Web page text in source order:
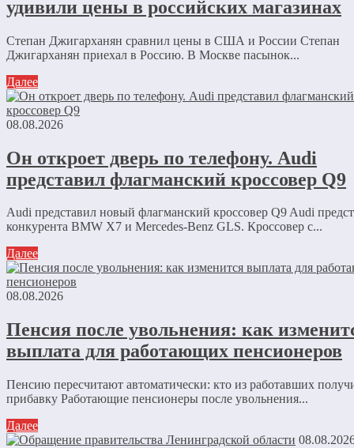
удивили цены в российских магазинах
Степан Джигарханян сравнил цены в США и России Степан
Джигарханян приехал в Россию. В Москве пасынок...
Далее
08.08.2026
Он откроет дверь по телефону. Audi
представил флагманский кроссовер Q9
Audi представил новый флагманский кроссовер Q9 Audi
конкурента BMW X7 и Mercedes-Benz GLS. Кроссовер с...
Далее
08.08.2026
Пенсия после увольнения: как
выплата для работающих пенсионеров
Пенсию пересчитают автоматически: кто из работавших
прибавку Работающие пенсионеры после увольнения...
Далее